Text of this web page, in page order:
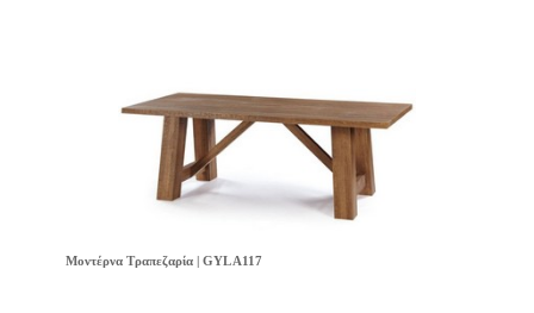
Μοντέρνα Τραπεζαρία | GYL A117